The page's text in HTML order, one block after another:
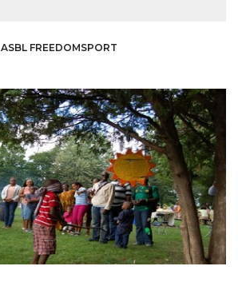
ASBL FREEDOMSPORT